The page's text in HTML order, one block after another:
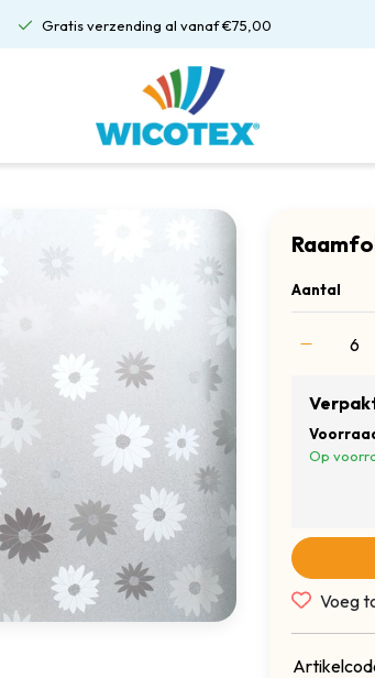
Gratis verzending al vanaf €75,00
Aantal
Op
Voeg